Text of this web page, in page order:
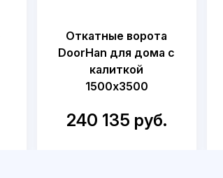
Откатные ворота
DoorHan для дома с
калиткой
1500x3500
240 135 руб.